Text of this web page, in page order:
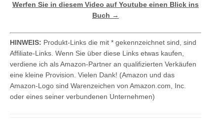
Werfen Sie in diesem Video auf Youtube einen Blick ins
Buch →
HINWEIS: Produkt-Links die mit * gekennzeichnet sind, sind
Affiliate-Links. Wenn Sie über diese Links etwas kaufen,
verdiene ich als Amazon-Partner an qualifizierten Verkäufen
eine kleine Provision. Vielen Dank! (Amazon und das
Amazon-Logo sind Warenzeichen von Amazon.com, Inc.
oder eines seiner verbundenen Unternehmen)